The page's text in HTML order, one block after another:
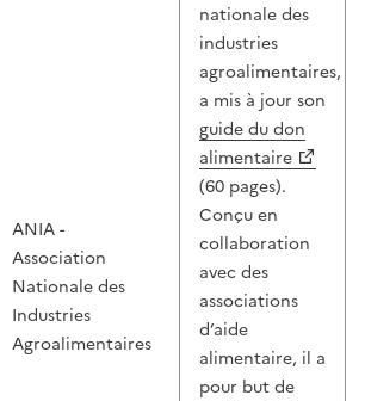
ANIA -
Association
Nationale des
Industries
Agroalimentaires
nationale des
industries
agroalimentaires,
a mis à jour son
guide du don
alimentaire
(60 pages).
Conçu en
collaboration
avec des
associations
d’aide
alimentaire, il a
pour but de